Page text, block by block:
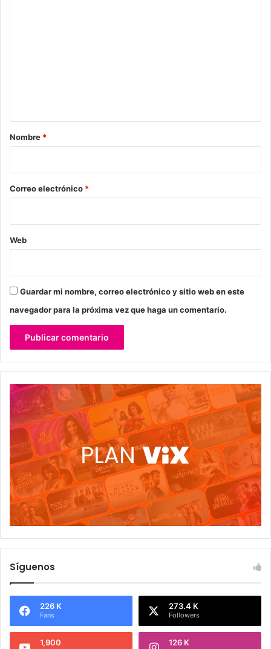
r
*
Nombre *
Correo electrónico *
Web
Guardar mi nombre, correo electrónico y sitio web en este
navegador para la próxima vez que haga un comentario.
Síguenos